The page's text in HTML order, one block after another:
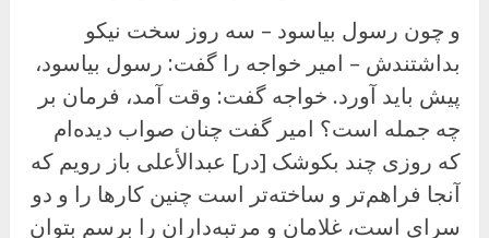
و چون رسول بیاسود – سه روز سخت نیکو
بداشتندش – امیر خواجه را گفت: رسول بیاسود،
پیش باید آورد. خواجه گفت: وقت آمد، فرمان بر
چه جمله است؟ امیر گفت چنان صواب دیده‌ام
که روزی چند بکوشک [در] عبدالأعلى باز رویم که
آنجا فراهم‌تر و ساخته‌تر است چنین کارها را و دو
سرای است، غلامان و مرتبه‌داران را برسم بتوان